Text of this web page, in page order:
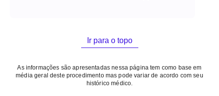
Ir para o topo
As informações são apresentadas nessa página tem como base em
média geral deste procedimento mas pode variar de acordo com seu
histórico médico.